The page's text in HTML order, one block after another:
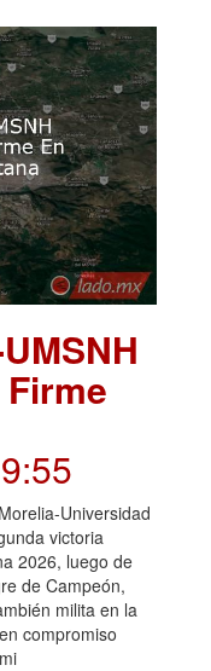
Universidad
victoria
2026, luego de
de Campeón,
milita en la
compromiso